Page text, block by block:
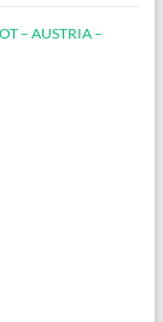
– AUSTRIA –